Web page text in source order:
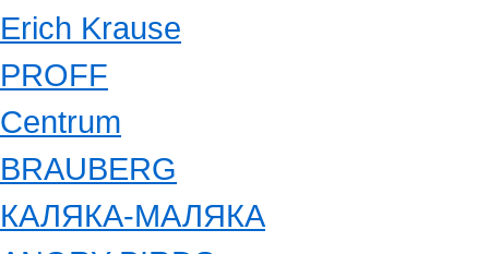
Erich Krause
PROFF
Centrum
BRAUBERG
КАЛЯКА-МАЛЯКА